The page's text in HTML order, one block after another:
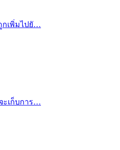
กเพิ่มไปยั…
ะเก็บการ…